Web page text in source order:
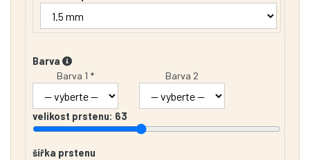
Barva
Barva 1 *
Barva 2
velikost prstenu: 63
šířka prstenu